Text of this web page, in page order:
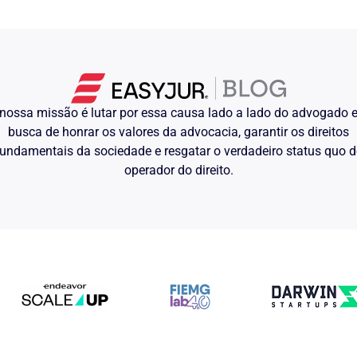
seu internamento também
– fls. …. verificou que os registros
dias, …. e …. de …. de ….
e o particular. Quer a Autora, com
a autora, com base na prova que
estado em …. no dia constante da
afirmaram que a
demonstrava capacidade mental.
eles acompanhado.
mais sujeitos a manipulações,
missão é lutar por essa causa lado a lado do advogado
busca de honrar os valores da advocacia, garantir os direitos
da sociedade e resgatar o verdadeiro status quo
operador do direito.